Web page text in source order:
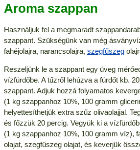
Aroma szappan
Használjuk fel a megmaradt
szappant. Szükségünk van még
fahéjolajra, narancsolajra, szegfűszeg
Reszeljünk le a szappant egy üveg
vízfürdőbe. A tűzről lehúzva a fürdőt kb.
szappant. Adjuk hozzá folyamatos
(1 kg szappanhoz 10%, 100 gramm
helyettesíthetjük extra szűz olivaolajjal.
és főzzük 20 percig. Vegyük ki a
(1 kg szappanhoz 10%, 100 gramm víz),
olajat, szegfűszeg olajat, és keverjük